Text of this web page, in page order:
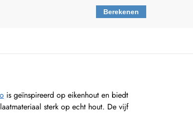
Berekenen
is geïnspireerd op eikenhout en biedt
sterk op echt hout. De vijf